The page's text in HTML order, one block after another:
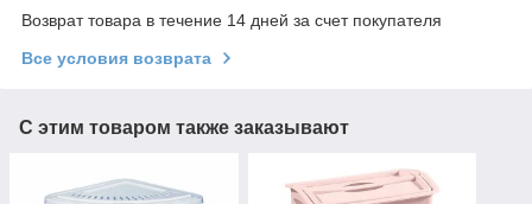
Возврат товара в течение 14 дней за счет покупателя
Все условия возврата
С этим товаром также заказывают